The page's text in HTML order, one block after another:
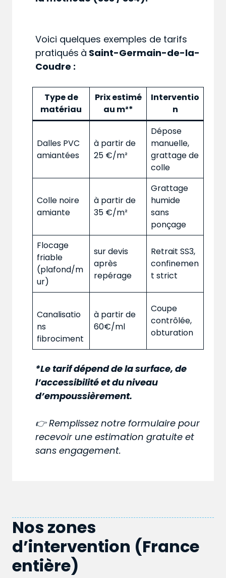
Voici quelques exemples de tarifs
pratiqués à Saint-Germain-de-la-
Coudre :
Type de
matériau
Prix estimé
au m²*
Interventio
n
Dalles PVC
amiantées
à partir de
25 €/m²
Dépose
manuelle,
grattage de
colle
Colle noire
amiante
à partir de
35 €/m²
Grattage
humide
sans
ponçage
Flocage
friable
(plafond/m
ur)
sur devis
après
repérage
Retrait SS3,
confinemen
t strict
Canalisatio
ns
fibrociment
à partir de
60€/ml
Coupe
contrôlée,
obturation
*Le tarif dépend de la surface, de
l’accessibilité et du niveau
d’empoussièrement.
👉 Remplissez notre formulaire pour
recevoir une estimation gratuite et
sans engagement.
Nos zones
d’intervention (France
entière)